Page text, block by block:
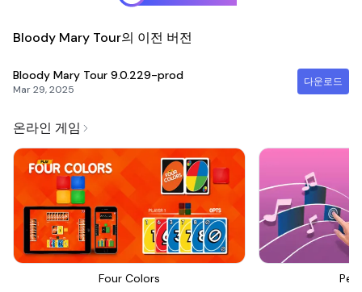
Bloody Mary Tour의 이전 버전
Bloody Mary Tour 9.0.229-prod
Mar 29, 2025
다운로드
온라인 게임
Four Colors